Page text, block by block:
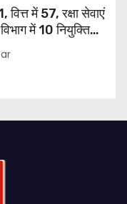
में 57, रक्षा सेवाएं
में 10 नियुक्तियां